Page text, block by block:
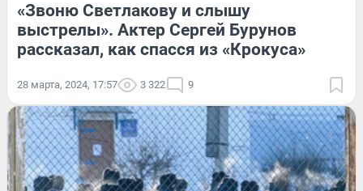
«Звоню Светлакову и слышу
выстрелы». Актер Сергей Бурунов
рассказал, как спасся из «Крокуса»
28 марта, 2024, 17:57 3 322 9